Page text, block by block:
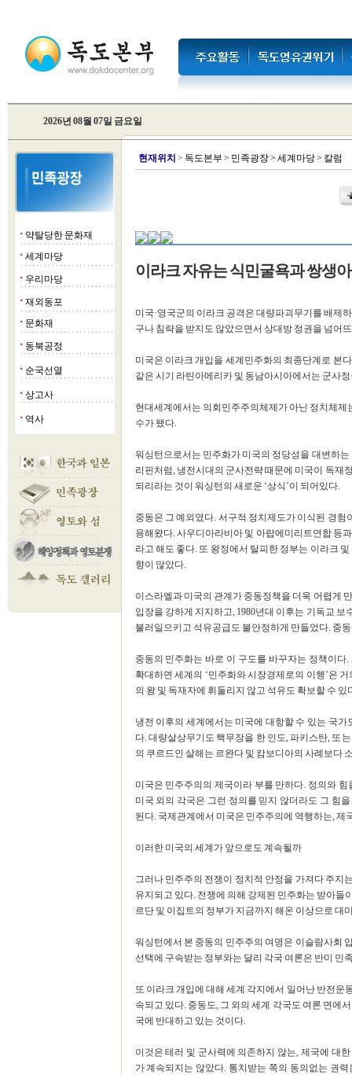
2026년 08월 07일 금요일
■ 약탈당한 문화재
■ 세계마당
■ 우리마당
■ 재외동포
■ 문화재
■ 동북공정
■ 순국선열
■ 상고사
■ 역사
현재위치 > 독도본부 > 민족광장> 세계마당> 칼럼
이라크 자유는 식민굴욕과 쌍생
미국·영국군의 이라크 공격은 대량파괴무기를 배제
구나 침략을 받지도 않았으면서 상대방 정권을 넘어
미국은 이라크 개입을 세계민주화의 최종단계로 본
같은 시기 라틴아메리카 및 동남아시아에서는 군사
현대세계에서는 의회민주주의체제가 아닌 정치체
수가 됐다.
워싱턴으로서는 민주화가 미국의 정당성을 대변하
리핀처럼, 냉전시대의 군사전략 때문에 미국이 독재
되리라는 것이 워싱턴의 새로운 ‘상식’이 되어있다.
중동은 그 예외였다. 서구적 정치제도가 이식된 경험
용해왔다. 사우디아라비아 및 아랍에미리트연합 등
라고 해도 좋다. 또 왕정에서 탈피한 정부는 이라크
향이 많았다.
이스라엘과 미국의 관계가 중동정책을 더욱 어렵게
입장을 강하게 지지하고, 1980년대 이후는 기독교
불러일으키고 석유공급도 불안정하게 만들었다. 중
중동의 민주화는 바로 이 구도를 바꾸자는 정책이
확대하면 세계의 ‘민주화와 시장경제로의 이행’은
의 왕 및 독재자에 휘둘리지 않고 석유도 확보할 수 있
냉전 이후의 세계에서는 미국에 대항할 수 있는 국
다. 대량살상무기도 핵무장을 한 인도, 파키스탄, 또
의 쿠르드인 살해는 르완다 및 캄보디아의 사례보다
미국은 민주주의의 제국이라 부를 만하다. 정의와
미국 외의 각국은 그런 정의를 믿지 않더라도 그 힘
된다. 국제관계에서 미국은 민주주의에 역행하는, 제
이러한 미국의 세계가 앞으로도 계속될까
그러나 민주주의 전쟁이 정치적 안정을 가져다 주지
유지되고 있다. 전쟁에 의해 강제된 민주화는 받아
르단 및 이집트의 정부가 지금까지 해온 이상으로 대
워싱턴에서 본 중동의 민주주의 여명은 이슬람사회
선택에 구속받는 정부와는 달리 각국 여론은 반미 민
또 이라크 개입에 대해 세계 각지에서 일어난 반전
속되고 있다. 중동도, 그 외의 세계 각국도 여론 면에
국에 반대하고 있는 것이다.
이것은 테러 및 군사력에 의존하지 않는, 제국에 대
가 계속되지는 않았다. 통치받는 쪽의 동의없는 권